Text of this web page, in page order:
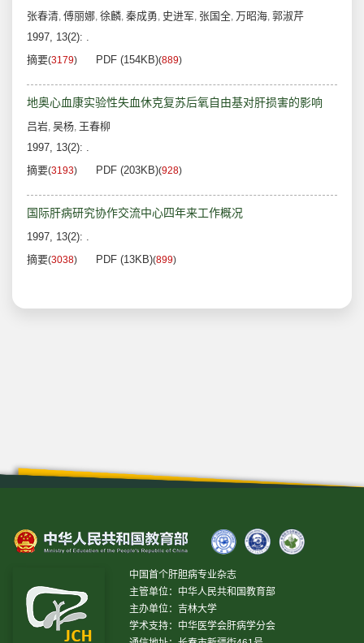
张春清, 傅丽娜, 徐麟, 秦成勇, 史进军, 张国全, 万昭海, 郭淑芹
1997, 13(2): .
摘要(3179) PDF (154KB)(889)
地奥心血康实验性失血休克复苏后氧自由基对肝损害的影响
吕岩, 吴杨, 王春柳
1997, 13(2): .
摘要(3193) PDF (203KB)(928)
国际肝病研究协作交流中心四年来工作概况
1997, 13(2): .
摘要(3038) PDF (13KB)(899)
中国首个肝胆病专业杂志
主管单位：中华人民共和国教育部
主办单位：吉林大学
学术支持：中华医学会肝病学分会